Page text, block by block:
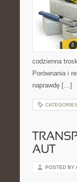
codzienna
Porównania i
naprawdę […]
AUT
POSTED BY